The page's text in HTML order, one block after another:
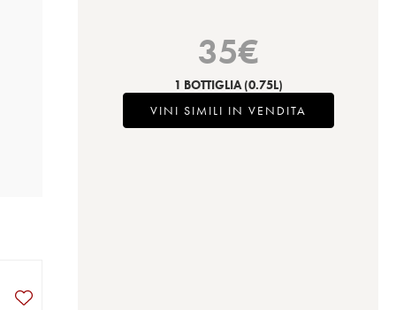
35€
1 BOTTIGLIA (0.75L)
VINI SIMILI IN VENDITA